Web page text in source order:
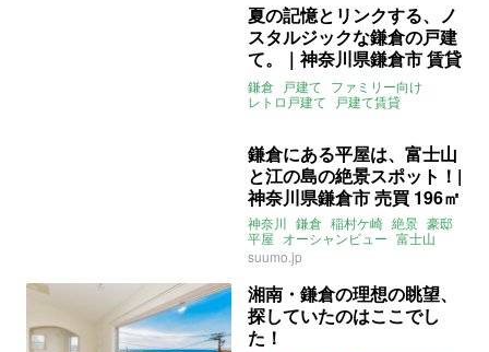
夏の記憶とリンクする、ノ
スタルジックな鎌倉の戸建
て。｜神奈川県鎌倉市 賃貸
140㎡
鎌倉 戸建て ファミリー向け
レトロ戸建て
戸建て賃貸
新しい暮らし発見不動産
鎌倉にある平屋は、富士山
と江の島の絶景スポット！|
神奈川県鎌倉市 売買 196㎡
神奈川 鎌倉 稲村ケ崎 絶景 豪邸
平屋 オーシャンビュー 富士山
家庭菜園
suumo.jp
湘南・鎌倉の理想の眺望、
探していたのはここでし
た！